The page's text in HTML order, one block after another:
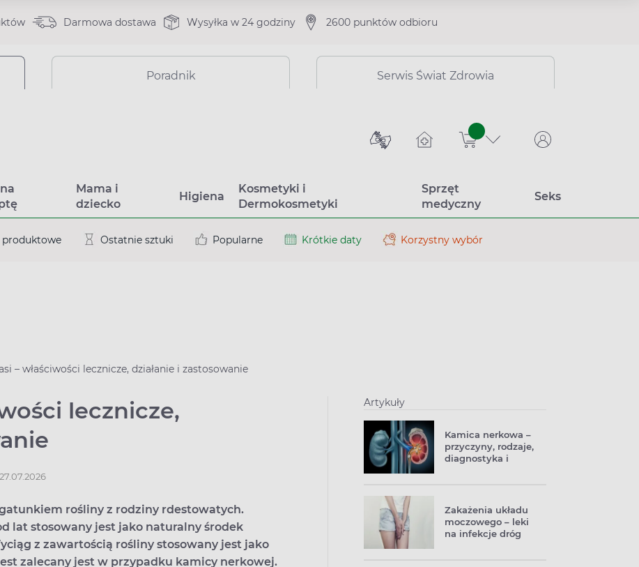
Darmowa dostawa Wysyłka w 24 godziny 2600 punktów odbioru
Poradnik Serwis Świat Zdrowia
sztuk
Mama i
dziecko
Higiena
Kosmetyki i
Dermokosmetyki
Sprzęt
medyczny
Seks
produktowe Ostatnie sztuki Popularne Krótkie daty Korzystny wybór
– właściwości lecznicze, działanie i zastosowanie
lecznicze,
rośliny z rodziny rdestowatych.
lat stosowany jest jako naturalny środek
z zawartością rośliny stosowany jest jako
zalecany jest w przypadku kamicy nerkowej.
Artykuły
Kamica nerkowa –
przyczyny, rodzaje,
diagnostyka i
Zakażenia układu
moczowego – leki
na infekcje dróg